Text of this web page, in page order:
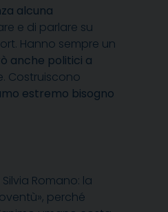
alcuna
e di parlare su
Hanno sempre un
anche politici a
Costruiscono
estremo bisogno
Romano: la
perché